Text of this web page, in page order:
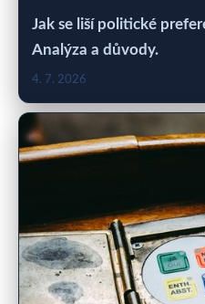
Jak se liší politické
Analýza a důvody.
4. 7. 2026